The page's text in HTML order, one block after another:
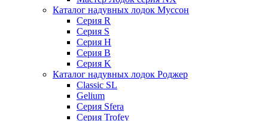
Каталог надувных лодок Муссон
Серия R
Серия S
Серия H
Серия B
Серия K
Каталог надувных лодок Роджер
Classic SL
Gelium
Серия Sfera
Серия Trofey